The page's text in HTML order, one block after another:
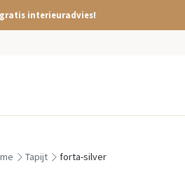
interieuradvies!
tapijt forta-silver